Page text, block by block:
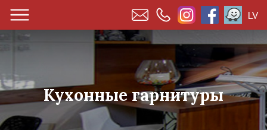
LV
Кухонные гарнитуры